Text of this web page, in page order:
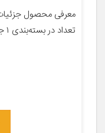
تعداد در بسته‌بندی ۱ جنس کالا فولاد